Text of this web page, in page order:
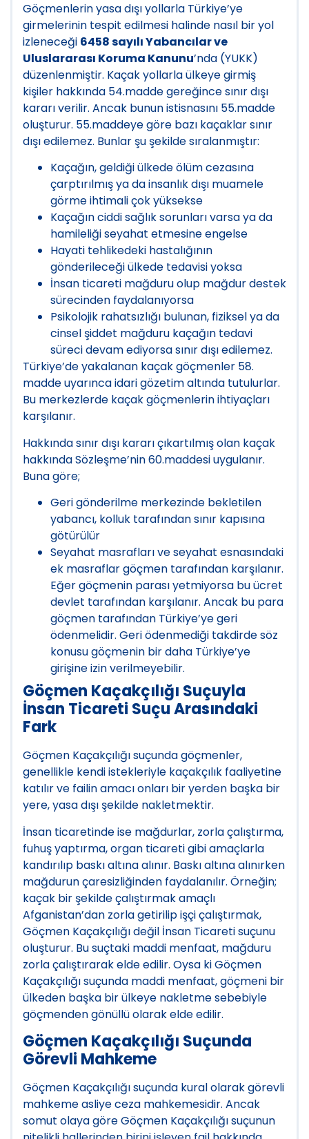
Göçmenlerin yasa dışı yollarla Türkiye’ye
girmelerinin tespit edilmesi halinde nasıl bir yol
izleneceği 6458 sayılı Yabancılar ve
Uluslararası Koruma Kanunu’nda (YUKK)
düzenlenmiştir. Kaçak yollarla ülkeye girmiş
kişiler hakkında 54.madde gereğince sınır dışı
kararı verilir. Ancak bunun istisnasını 55.madde
oluşturur. 55.maddeye göre bazı kaçaklar sınır
dışı edilemez. Bunlar şu şekilde sıralanmıştır:
Kaçağın, geldiği ülkede ölüm cezasına
çarptırılmış ya da insanlık dışı muamele
görme ihtimali çok yüksekse
Kaçağın ciddi sağlık sorunları varsa ya da
hamileliği seyahat etmesine engelse
Hayati tehlikedeki hastalığının
gönderileceği ülkede tedavisi yoksa
İnsan ticareti mağduru olup mağdur destek
sürecinden faydalanıyorsa
Psikolojik rahatsızlığı bulunan, fiziksel ya da
cinsel şiddet mağduru kaçağın tedavi
süreci devam ediyorsa sınır dışı edilemez.
Türkiye’de yakalanan kaçak göçmenler 58.
madde uyarınca idari gözetim altında tutulurlar.
Bu merkezlerde kaçak göçmenlerin ihtiyaçları
karşılanır.
Hakkında sınır dışı kararı çıkartılmış olan kaçak
hakkında Sözleşme’nin 60.maddesi uygulanır.
Buna göre;
Geri gönderilme merkezinde bekletilen
yabancı, kolluk tarafından sınır kapısına
götürülür
Seyahat masrafları ve seyahat esnasındaki
ek masraflar göçmen tarafından karşılanır.
Eğer göçmenin parası yetmiyorsa bu ücret
devlet tarafından karşılanır. Ancak bu para
göçmen tarafından Türkiye’ye geri
ödenmelidir. Geri ödenmediği takdirde söz
konusu göçmenin bir daha Türkiye’ye
girişine izin verilmeyebilir.
Göçmen Kaçakçılığı Suçuyla
İnsan Ticareti Suçu Arasındaki
Fark
Göçmen Kaçakçılığı suçunda göçmenler,
genellikle kendi istekleriyle kaçakçılık faaliyetine
katılır ve failin amacı onları bir yerden başka bir
yere, yasa dışı şekilde nakletmektir.
İnsan ticaretinde ise mağdurlar, zorla çalıştırma,
fuhuş yaptırma, organ ticareti gibi amaçlarla
kandırılıp baskı altına alınır. Baskı altına alınırken
mağdurun çaresizliğinden faydalanılır. Örneğin;
kaçak bir şekilde çalıştırmak amaçlı
Afganistan’dan zorla getirilip işçi çalıştırmak,
Göçmen Kaçakçılığı değil İnsan Ticareti suçunu
oluşturur. Bu suçtaki maddi menfaat, mağduru
zorla çalıştırarak elde edilir. Oysa ki Göçmen
Kaçakçılığı suçunda maddi menfaat, göçmeni bir
ülkeden başka bir ülkeye nakletme sebebiyle
göçmenden gönüllü olarak elde edilir.
Göçmen Kaçakçılığı Suçunda
Görevli Mahkeme
Göçmen Kaçakçılığı suçunda kural olarak görevli
mahkeme asliye ceza mahkemesidir. Ancak
somut olaya göre Göçmen Kaçakçılığı suçunun